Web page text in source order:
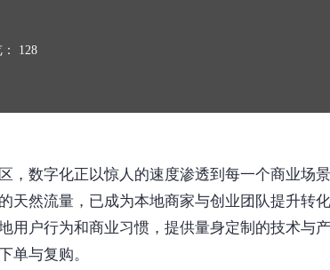
128
，数字化正以惊人的速度渗透到每一个商业场
天然流量，已成为本地商家与创业团队提升转
用户行为和商业习惯，提供量身定制的技术与
单与复购。